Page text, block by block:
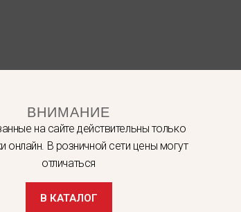
вариант, что позволяет экономить место
автомобиля , предусмотренные заводом-
ВНИМАНИЕ
на сайте действительны только
онлайн. В розничной сети цены могут
отличаться
В КАТАЛОГ